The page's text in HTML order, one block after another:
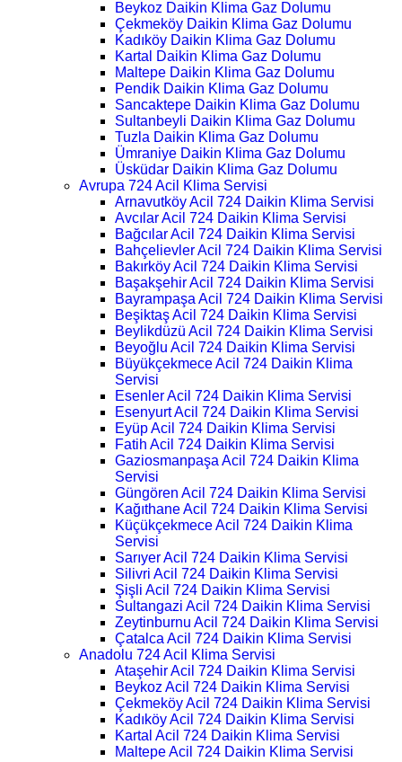
Beykoz Daikin Klima Gaz Dolumu
Çekmeköy Daikin Klima Gaz Dolumu
Kadıköy Daikin Klima Gaz Dolumu
Kartal Daikin Klima Gaz Dolumu
Maltepe Daikin Klima Gaz Dolumu
Pendik Daikin Klima Gaz Dolumu
Sancaktepe Daikin Klima Gaz Dolumu
Sultanbeyli Daikin Klima Gaz Dolumu
Tuzla Daikin Klima Gaz Dolumu
Ümraniye Daikin Klima Gaz Dolumu
Üsküdar Daikin Klima Gaz Dolumu
Avrupa 724 Acil Klima Servisi
Arnavutköy Acil 724 Daikin Klima Servisi
Avcılar Acil 724 Daikin Klima Servisi
Bağcılar Acil 724 Daikin Klima Servisi
Bahçelievler Acil 724 Daikin Klima Servisi
Bakırköy Acil 724 Daikin Klima Servisi
Başakşehir Acil 724 Daikin Klima Servisi
Bayrampaşa Acil 724 Daikin Klima Servisi
Beşiktaş Acil 724 Daikin Klima Servisi
Beylikdüzü Acil 724 Daikin Klima Servisi
Beyoğlu Acil 724 Daikin Klima Servisi
Büyükçekmece Acil 724 Daikin Klima
Servisi
Esenler Acil 724 Daikin Klima Servisi
Esenyurt Acil 724 Daikin Klima Servisi
Eyüp Acil 724 Daikin Klima Servisi
Fatih Acil 724 Daikin Klima Servisi
Gaziosmanpaşa Acil 724 Daikin Klima
Servisi
Güngören Acil 724 Daikin Klima Servisi
Kağıthane Acil 724 Daikin Klima Servisi
Küçükçekmece Acil 724 Daikin Klima
Servisi
Sarıyer Acil 724 Daikin Klima Servisi
Silivri Acil 724 Daikin Klima Servisi
Şişli Acil 724 Daikin Klima Servisi
Sultangazi Acil 724 Daikin Klima Servisi
Zeytinburnu Acil 724 Daikin Klima Servisi
Çatalca Acil 724 Daikin Klima Servisi
Anadolu 724 Acil Klima Servisi
Ataşehir Acil 724 Daikin Klima Servisi
Beykoz Acil 724 Daikin Klima Servisi
Çekmeköy Acil 724 Daikin Klima Servisi
Kadıköy Acil 724 Daikin Klima Servisi
Kartal Acil 724 Daikin Klima Servisi
Maltepe Acil 724 Daikin Klima Servisi